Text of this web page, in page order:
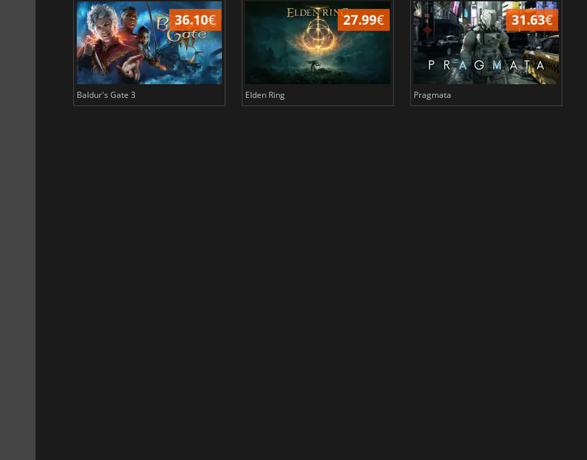
36.10€
Baldur's Gate 3
27.99€
Elden Ring
31.63€
Pragmata